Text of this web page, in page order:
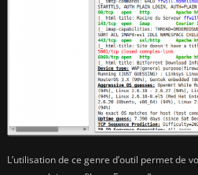
L’utilisation de ce genre d’outil permet de